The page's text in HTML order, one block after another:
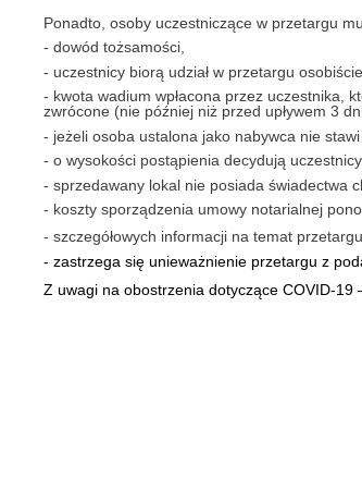
Ponadto, osoby uczestniczące w przetargu
- dowód tożsamości,
- uczestnicy biorą udział w przetargu
- kwota wadium wpłacona przez uczestnika,
zwrócone (nie później niż przed upływem 3
- jeżeli osoba ustalona jako nabywca nie
- o wysokości postąpienia decydują
- sprzedawany lokal nie posiada świadectwa
- koszty sporządzenia umowy notarialnej
- szczegółowych informacji na temat
- zastrzega się unieważnienie przetargu z
Z uwagi na obostrzenia dotyczące COVID-19